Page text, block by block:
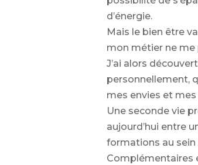
d’énergie.
Mais le bien être
mon métier ne
J’ai alors
personnellement,
mes envies et
Une seconde vie
aujourd’hui entre
formations au sein
Complémentaires